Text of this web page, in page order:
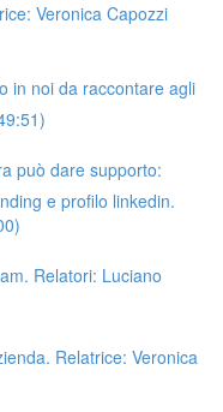
Veronica Capozzi
in noi da raccontare agli
può dare supporto:
e profilo linkedin.
Relatori: Luciano
Relatrice: Veronica